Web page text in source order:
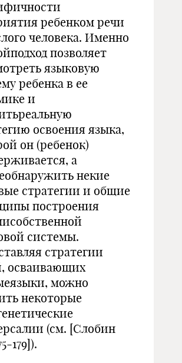
ребенком речи
человека. Именно
позволяет
языковую
ребенка в ее
и
освоения языка,
он (ребенок)
а
некие
стратегии и общие
построения
системы.
стратегии
осваивающих
можно
некоторые
(см. [Слобин
179]).